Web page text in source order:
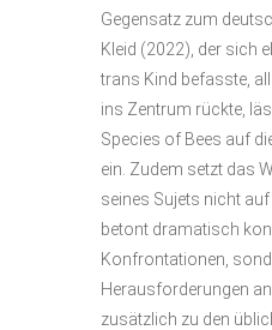
Gegensatz zum
Kleid (2022), der sich
trans Kind befasste,
ins Zentrum rückte,
Species of Bees auf
ein. Zudem setzt das
seines Sujets nicht
betont dramatisch
Konfrontationen,
Herausforderungen
zusätzlich zu den